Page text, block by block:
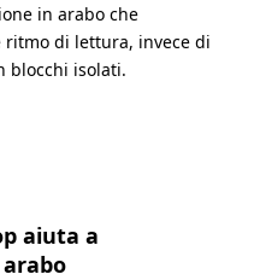
in arabo che
ritmo di lettura, invece di
blocchi isolati.
aiuta a